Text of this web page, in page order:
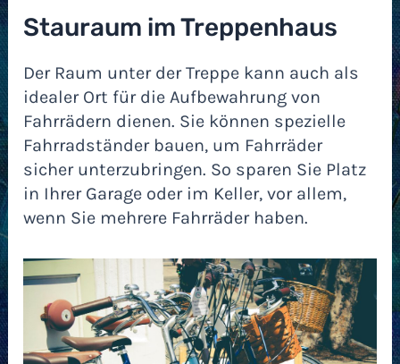
Stauraum im Treppenhaus
Der Raum unter der Treppe kann auch als
idealer Ort für die Aufbewahrung von
Fahrrädern dienen. Sie können spezielle
Fahrradständer bauen, um Fahrräder
sicher unterzubringen. So sparen Sie Platz
in Ihrer Garage oder im Keller, vor allem,
wenn Sie mehrere Fahrräder haben.